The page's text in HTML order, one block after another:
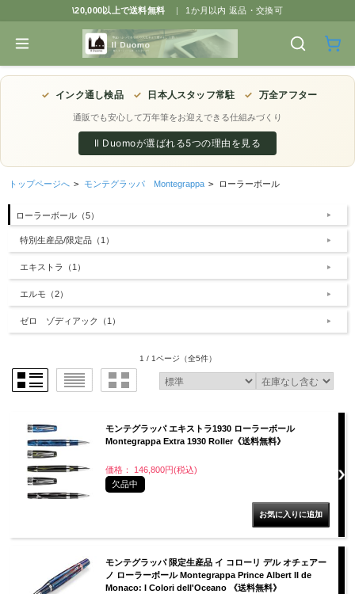
\20,000以上で送料無料 | 1か月以内 返品・交換可
✓ インク通し検品 ✓ 日本人スタッフ常駐 ✓ 万全アフター
通販でも安心して万年筆をお迎えできる仕組みづくり
Il Duomoが選ばれる5つの理由を見る
トップページへ > モンテグラッパ Montegrappa > ローラーボール
ローラーボール（5）
特別生産品/限定品（1）
エキストラ（1）
エルモ（2）
ゼロ ゾディアック（1）
1 / 1ページ （全5件）
モンテグラッパ エキストラ1930 ローラーボール
Montegrappa Extra 1930 Roller《送料無料》
価格： 146,800円(税込)
欠品中
モンテグラッパ 限定生産品 イ コローリ デル オチェアー
ノ ローラーボール Montegrappa Prince Albert II de
Monaco: I Colori dell'Oceano 《送料無料》